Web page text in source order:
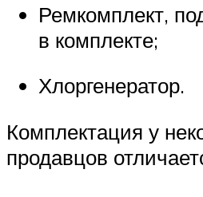
Ремкомплект,
в комплекте;
Хлоргенератор.
Комплектация у
продавцов